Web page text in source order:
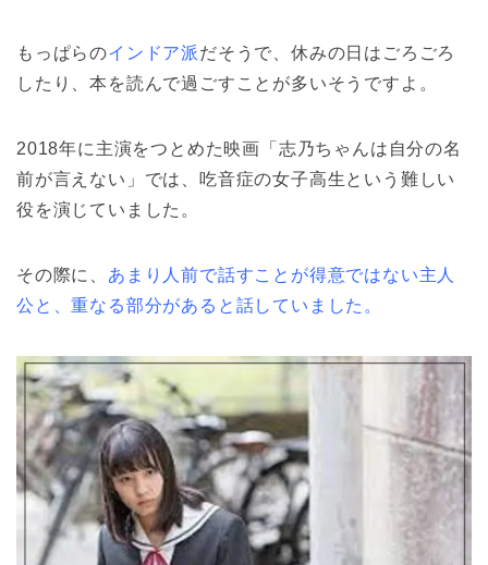
もっぱらのインドア派だそうで、休みの日はごろごろ
したり、本を読んで過ごすことが多いそうですよ。
2018年に主演をつとめた映画「志乃ちゃんは自分の名
前が言えない」では、吃音症の女子高生という難しい
役を演じていました。
その際に、 あまり人前で話すことが得意ではない主人
公と、重なる部分があると話していました。